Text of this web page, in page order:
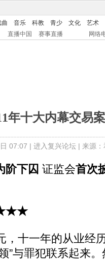
曲 音乐 科教 青少 文化
艺术
直播中国 赛事直播 网络
年十大内幕交易案
07:07 | 进入复兴论坛| 来源
阶下囚 证监会首次
十一年的从业经
”与罪犯联系起来